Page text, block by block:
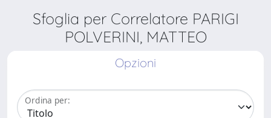
Sfoglia per Correlatore PARIGI
POLVERINI, MATTEO
Opzioni
Ordina per: